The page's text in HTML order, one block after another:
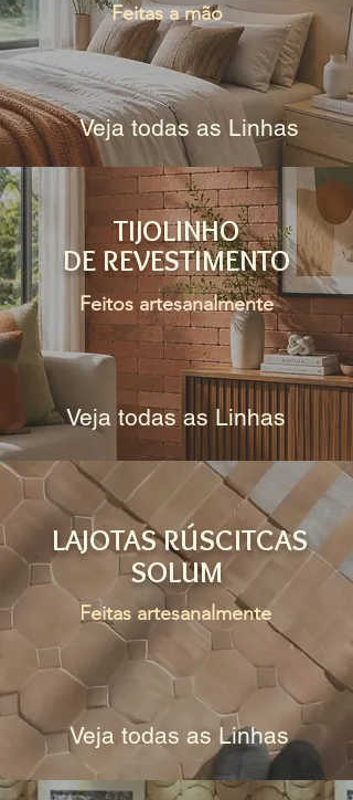
Feitas a mão
Veja todas as Linhas
TIJOLINHO
DE REVESTIMENTO
Feitos artesanalmente
Veja todas as Linhas
LAJOTAS RÚSCITCAS
SOLUM
Feitas artesanalmente
Veja todas as Linhas